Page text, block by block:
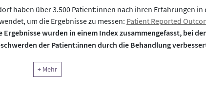
haben über 3.500 Patient:innen nach ihren Erfahrungen
um die Ergebnisse zu messen: Patient Reported
Ergebnisse wurden in einem Index zusammengefasst, bei
der Patient:innen durch die Behandlung
+ Mehr